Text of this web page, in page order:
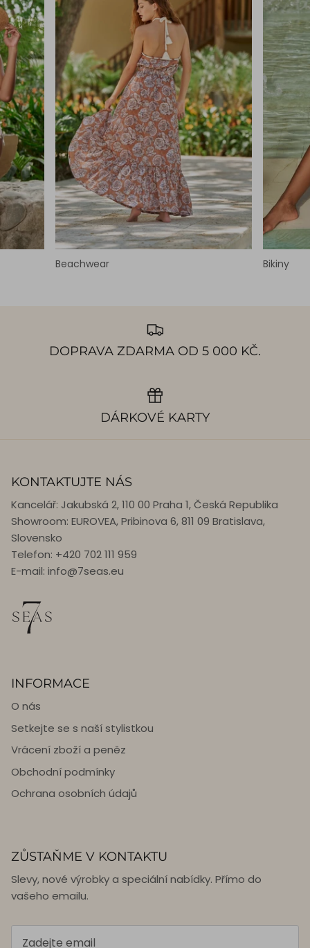
Beachwear Bikiny
DOPRAVA ZDARMA OD 5 000 KČ.
DÁRKOVÉ KARTY
KONTAKTUJTE NÁS
Kancelář: Jakubská 2, 110 00 Praha 1, Česká Republika
Showroom: EUROVEA, Pribinova 6, 811 09 Bratislava,
Slovensko
Telefon: +420 702 111 959
E-mail: info@7seas.eu
INFORMACE
O nás
Setkejte se s naší stylistkou
Vrácení zboží a peněz
Obchodní podmínky
Ochrana osobních údajů
ZŮSTAŇME V KONTAKTU
Slevy, nové výrobky a speciální nabídky. Přímo do
vašeho emailu.